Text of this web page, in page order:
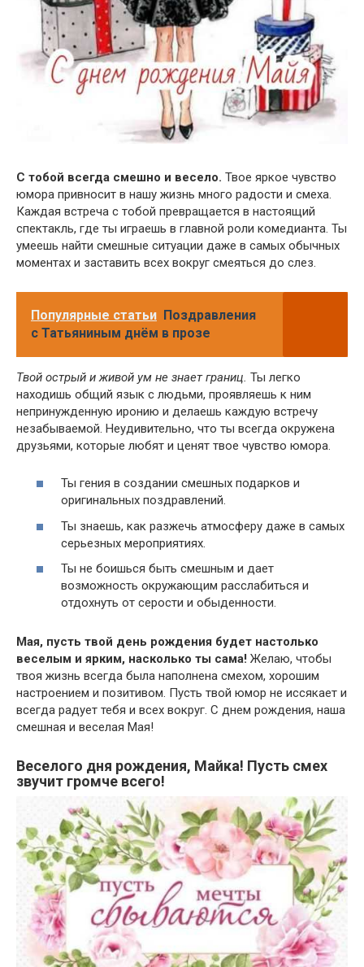
С тобой всегда смешно и весело. Твое яркое чувство
юмора привносит в нашу жизнь много радости и смеха.
Каждая встреча с тобой превращается в настоящий
спектакль, где ты играешь в главной роли комедианта. Ты
умеешь найти смешные ситуации даже в самых обычных
моментах и заставить всех вокруг смеяться до слез.
Популярные статьи Поздравления
с Татьяниным днём в прозе
Твой острый и живой ум не знает границ. Ты легко
находишь общий язык с людьми, проявляешь к ним
непринужденную иронию и делаешь каждую встречу
незабываемой. Неудивительно, что ты всегда окружена
друзьями, которые любят и ценят твое чувство юмора.
Ты гения в создании смешных подарков и
оригинальных поздравлений.
Ты знаешь, как разжечь атмосферу даже в самых
серьезных мероприятиях.
Ты не боишься быть смешным и дает
возможность окружающим расслабиться и
отдохнуть от серости и обыденности.
Мая, пусть твой день рождения будет настолько
веселым и ярким, насколько ты сама! Желаю, чтобы
твоя жизнь всегда была наполнена смехом, хорошим
настроением и позитивом. Пусть твой юмор не иссякает и
всегда радует тебя и всех вокруг. С днем рождения, наша
смешная и веселая Мая!
Веселого дня рождения, Майка! Пусть смех
звучит громче всего!